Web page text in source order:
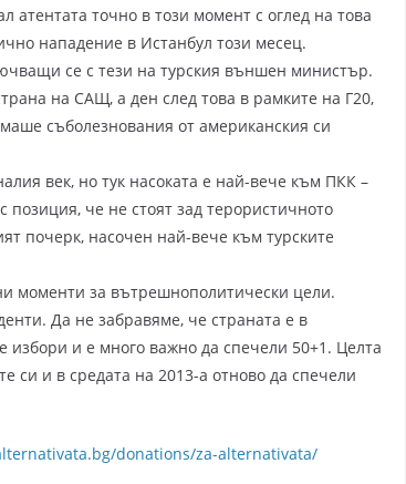
атентата точно в този момент с оглед на това
нападение в Истанбул този месец.
се с тези на турския външен министър.
на САЩ, а ден след това в рамките на Г20,
съболезнования от американския си
век, но тук насоката е най-вече към ПКК –
позиция, че не стоят зад терористичното
почерк, насочен най-вече към турските
моменти за вътрешнополитически цели.
Да не забравяме, че страната е в
и е много важно да спечели 50+1. Целта
си и в средата на 2013-а отново да спечели
donations/za-alternativata/